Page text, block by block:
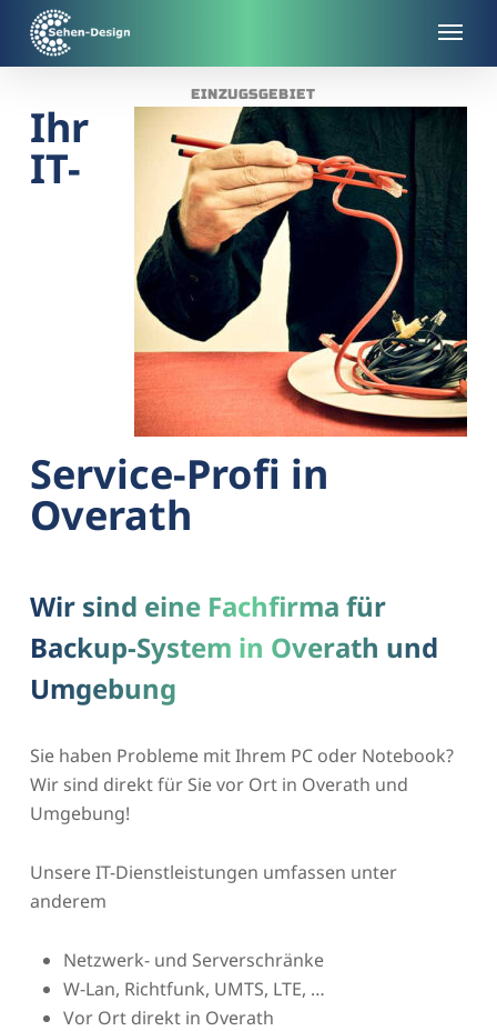
main
EINZUGSGEBIET
Ihr
IT-
Service-Profi in
Overath
Wir sind eine Fachfirma für
Backup-System in Overath und
Umgebung
Sie haben Probleme mit Ihrem PC oder Notebook?
Wir sind direkt für Sie vor Ort in Overath und
Umgebung!
Unsere IT-Dienstleistungen umfassen unter
anderem
Netzwerk- und Serverschränke
W-Lan, Richtfunk, UMTS, LTE, …
Vor Ort direkt in Overath